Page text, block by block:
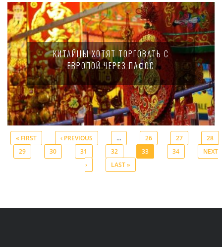
КИТАЙЦЫ ХОТЯТ ТОРГОВАТЬ С
ЕВРОПОЙ ЧЕРЕЗ ПАФОС
Pages
« FIRST ‹ PREVIOUS … 26 27
28
29
30 31 32 33 34
NEXT
›
LAST »